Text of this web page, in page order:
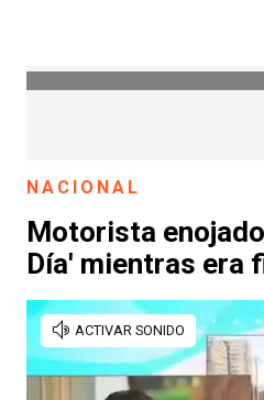
NACIONAL
Motorista
Día' mientras era